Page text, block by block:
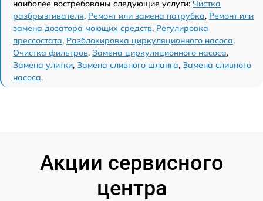
наиболее востребованы следующие услуги: Чистка
разбрызгивателя, Ремонт или замена патрубка, Ремонт или
замена дозатора моющих средств, Регулировка
прессостата, Разблокировка циркуляционного насоса,
Очистка фильтров, Замена циркуляционного насоса,
Замена улитки, Замена сливного шланга, Замена сливного
насоса.
Акции сервисного
центра